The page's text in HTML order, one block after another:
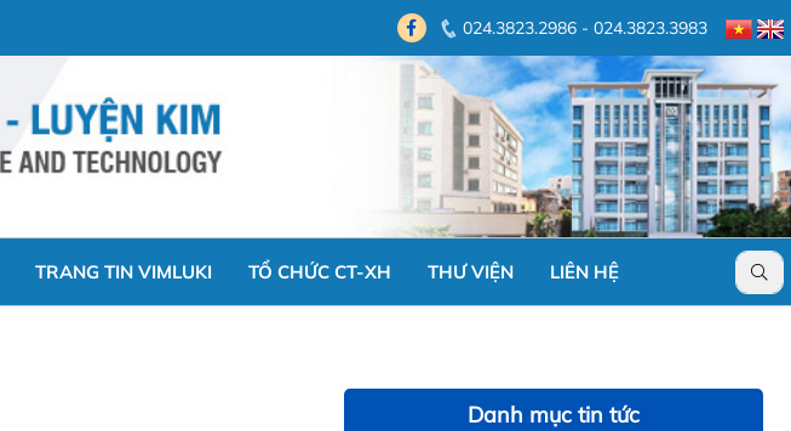
024.3823.2986 - 024.3823.3983
TRANG TIN VIMLUKI TỔ CHỨC CT-XH THƯ VIỆN LIÊN HỆ
Danh mục tin tức